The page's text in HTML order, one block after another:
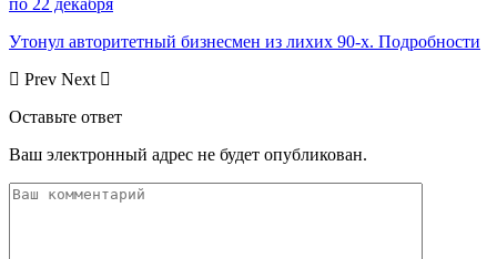
Утонул авторитетный бизнесмен из лихих 90-х. Подробности
Prev Next
Оставьте ответ
Ваш электронный адрес не будет опубликован.